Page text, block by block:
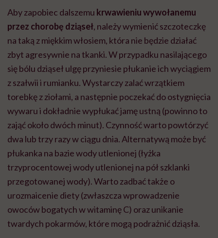
Aby zapobiec dalszemu krwawieniu wywołanemu
przez chorobę dziąseł, należy wymienić szczoteczkę
na taką z miękkim włosiem, która nie będzie działać
zbyt agresywnie na tkanki. W przypadku nasilającego
się bólu dziąseł ulgę przyniesie płukanie ich wyciągiem
z szałwii i rumianku. Wystarczy zalać wrzątkiem
torebkę z ziołami, a następnie poczekać do ostygnięcia
wywaru i dokładnie wypłukać jamę ustną (powinno to
zająć około dwóch minut). Czynność warto powtórzyć
dwa lub trzy razy w ciągu dnia. Alternatywą może być
płukanka na bazie wody utlenionej (łyżka
trzyprocentowej wody utlenionej na pół szklanki
przegotowanej wody). Warto zadbać także o
urozmaicenie diety (zwłaszcza wprowadzenie
owoców bogatych w witaminę C) oraz unikanie
twardych pokarmów, które mogą podrażnić dziąsła.